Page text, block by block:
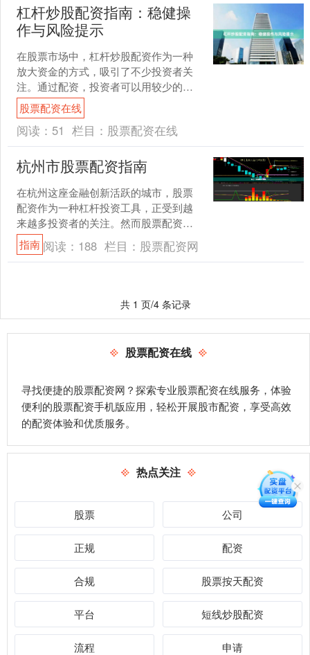
杠杆炒股配资指南：稳健操
作与风险提示
在股票市场中，杠杆炒股配资作为一种
放大资金的方式，吸引了不少投资者关
注。通过配资，投资者可以用较少的本
金撬动更大的交易额度，从而可能获得
更高收益。但与此同时，风....
股票配资在线
阅读： 51 栏目： 股票配资在线
杭州市股票配资指南
在杭州这座金融创新活跃的城市，股票
配资作为一种杠杆投资工具，正受到越
来越多投资者的关注。然而股票配资
网，面对市场上众多配资平台，如何选
择合法、安全的服务商，成为....
指南 阅读： 188 栏目： 股票配资网
共 1 页/4 条记录
股票配资在线
寻找便捷的股票配资网？探索专业股票配资在线服务，体验
便利的股票配资手机版应用，轻松开展股市配资，享受高效
的配资体验和优质服务。
热点关注
股票 公司
正规 配资
合规 股票按天配资
平台 短线炒股配资
流程 申请